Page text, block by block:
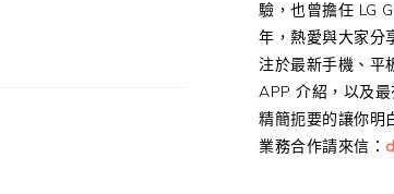
驗，也曾擔任 LG
年，熱愛與大家分
注於最新手機、平
APP 介紹，以及
精簡扼要的讓你明
業務合作請來信：